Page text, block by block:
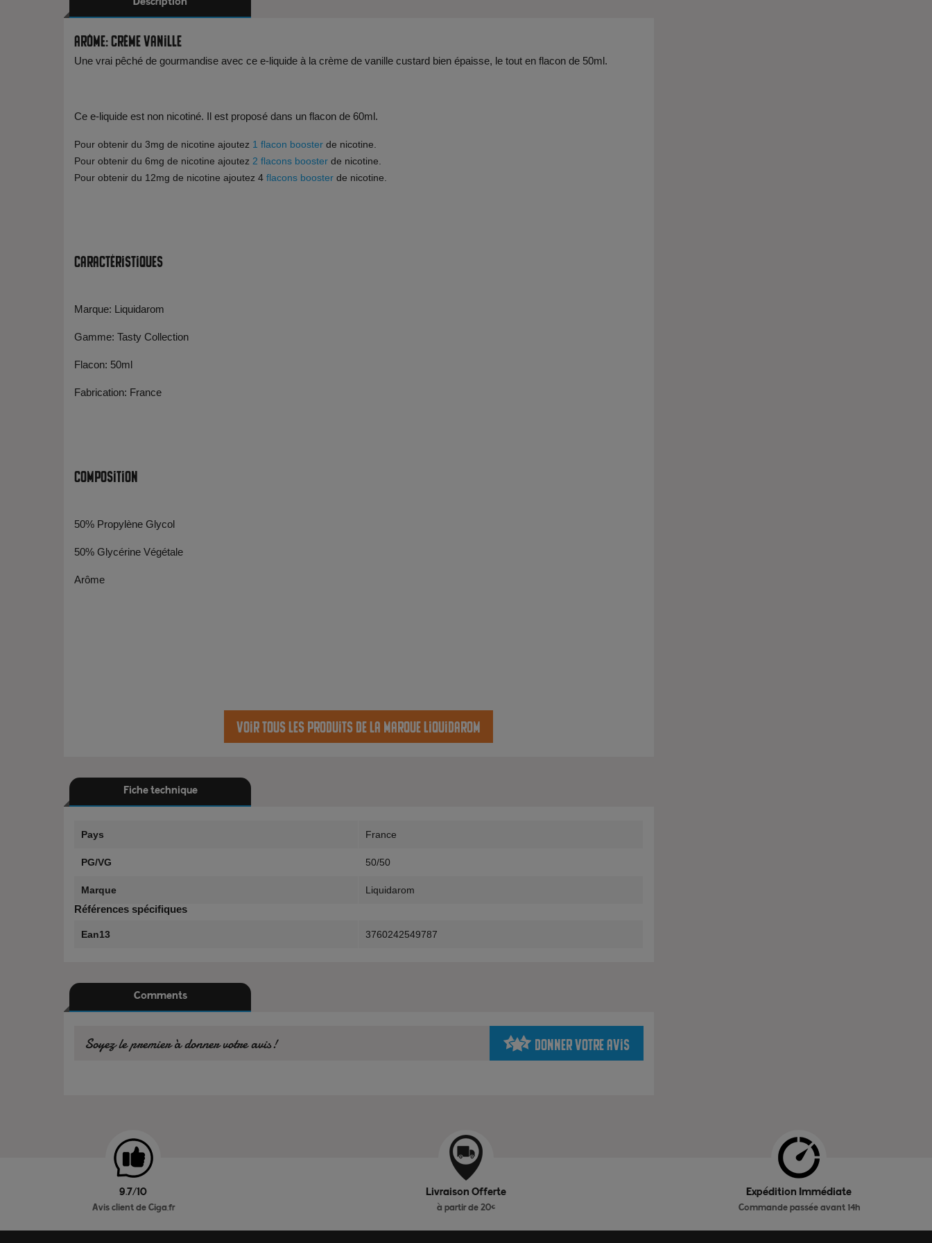
Description
Arôme: Crème Vanille
Une vrai pêché de gourmandise avec ce e-liquide à la crème de vanille custard bien épaisse, le tout en flacon de 50ml.
Ce e-liquide est non nicotiné. Il est proposé dans un flacon de 60ml.
Pour obtenir du 3mg de nicotine ajoutez 1 flacon booster de nicotine.
Pour obtenir du 6mg de nicotine ajoutez 2 flacons booster de nicotine.
Pour obtenir du 12mg de nicotine ajoutez 4 flacons booster de nicotine.
Caractéristiques
Marque: Liquidarom
Gamme: Tasty Collection
Flacon: 50ml
Fabrication: France
Composition
50% Propylène Glycol
50% Glycérine Végétale
Arôme
Voir tous les produits de la marque Liquidarom
Fiche technique
Pays France
PG/VG 50/50
Marque Liquidarom
Références spécifiques
Ean13 3760242549787
Comments
Soyez le premier à donner votre avis! Donner votre avis
9.7/10
Avis client de Ciga.fr
Livraison Offerte
à partir de 20€
Expédition Immédiate
Commande passée avant 14h